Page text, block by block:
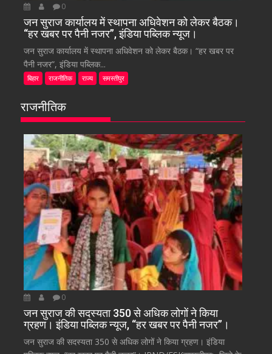
0
जन सुराज कार्यालय में स्थापना अधिवेशन को लेकर बैठक।
“हर खबर पर पैनी नजर”, इंडिया पब्लिक न्यूज।
जन सुराज कार्यालय में स्थापना अधिवेशन को लेकर बैठक। “हर खबर पर
पैनी नजर”, इंडिया पब्लिक...
बिहार राजनीतिक राज्य समस्तीपुर
राजनीतिक
0
जन सुराज की सदस्यता 350 से अधिक लोगों ने किया
ग्रहण। इंडिया पब्लिक न्यूज, “हर खबर पर पैनी नजर”।
जन सुराज की सदस्यता 350 से अधिक लोगों ने किया ग्रहण। इंडिया